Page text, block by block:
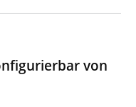
von